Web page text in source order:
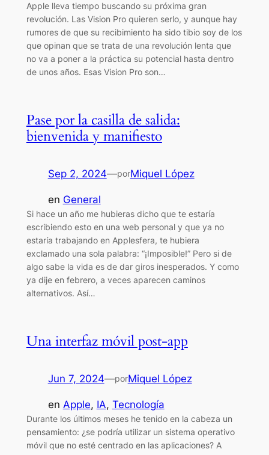
Apple lleva tiempo buscando su próxima gran
revolución. Las Vision Pro quieren serlo, y aunque hay
rumores de que su recibimiento ha sido tibio soy de los
que opinan que se trata de una revolución lenta que
no va a poner a la práctica su potencial hasta dentro
de unos años. Esas Vision Pro son…
Pase por la casilla de salida:
bienvenida y manifiesto
Sep 2, 2024—porMiquel López
en General
Si hace un año me hubieras dicho que te estaría
escribiendo esto en una web personal y que ya no
estaría trabajando en Applesfera, te hubiera
exclamado una sola palabra: “¡Imposible!” Pero si de
algo sabe la vida es de dar giros inesperados. Y como
ya dije en febrero, a veces aparecen caminos
alternativos. Así…
Una interfaz móvil post-app
Jun 7, 2024—porMiquel López
en Apple, IA, Tecnología
Durante los últimos meses he tenido en la cabeza un
pensamiento: ¿se podría utilizar un sistema operativo
móvil que no esté centrado en las aplicaciones? A